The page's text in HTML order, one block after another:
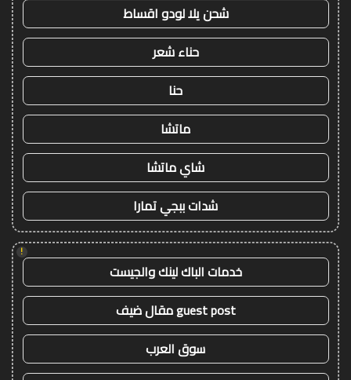
شحن يلا لودو اقساط
حناء شعر
حنا
ماتشا
شاي ماتشا
شدات ببجي تمارا
!
خدمات الباك لينك والجيست
guest post مقال ضيف
سوق العرب